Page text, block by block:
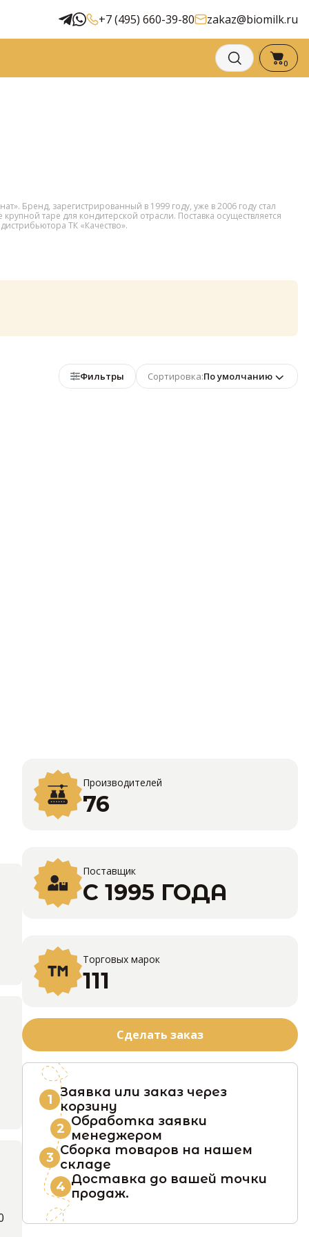
+7 (495) 660-39-80 zakaz@biomilk.ru
0
Бренд, зарегистрированный в 1999 году, уже в 2006 году стал
таре для кондитерской отрасли. Поставка осуществляется
ТК «Качество».
Фильтры Сортировка:По умолчанию
Производителей
76
Поставщик
С 1995 ГОДА
Торговых марок
111
Сделать заказ
1 Заявка или заказ через
корзину
2 Обработка заявки
менеджером
3 Сборка товаров на нашем
складе
4 Доставка до вашей точки
продаж.